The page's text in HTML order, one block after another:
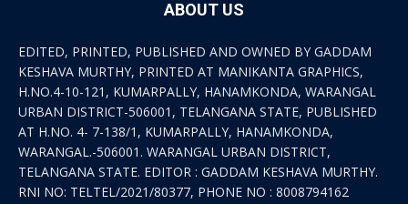
ABOUT US
EDITED, PRINTED, PUBLISHED AND OWNED BY GADDAM
KESHAVA MURTHY, PRINTED AT MANIKANTA GRAPHICS,
H.NO.4-10-121, KUMARPALLY, HANAMKONDA, WARANGAL
URBAN DISTRICT-506001, TELANGANA STATE, PUBLISHED
AT H.NO. 4- 7-138/1, KUMARPALLY, HANAMKONDA,
WARANGAL.-506001. WARANGAL URBAN DISTRICT,
TELANGANA STATE. EDITOR : GADDAM KESHAVA MURTHY.
RNI NO: TELTEL/2021/80377, PHONE NO : 8008794162